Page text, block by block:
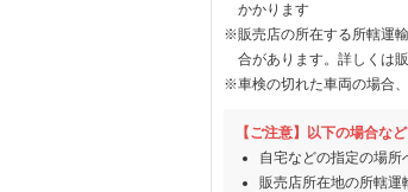
かかります
※販売店の所在する所轄運
合があります。詳しくは
※車検の切れた車両の場合
【ご注意】以下の場合な
自宅などの指定の場所
販売店所在地の所轄運